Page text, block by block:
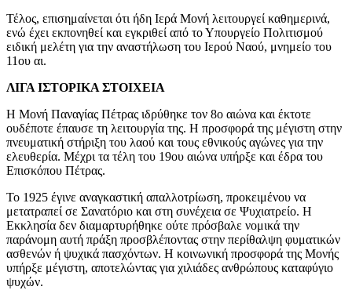
Τέλος, επισημαίνεται ότι ήδη Ιερά Μονή λειτουργεί καθημερινά,
ενώ έχει εκπονηθεί και εγκριθεί από το Υπουργείο Πολιτισμού
ειδική μελέτη για την αναστήλωση του Ιερού Ναού, μνημείο του
11ου αι.
ΛΙΓΑ ΙΣΤΟΡΙΚΑ ΣΤΟΙΧΕΙΑ
Η Μονή Παναγίας Πέτρας ιδρύθηκε τον 8ο αιώνα και έκτοτε
ουδέποτε έπαυσε τη λειτουργία της. Η προσφορά της μέγιστη στην
πνευματική στήριξη του λαού και τους εθνικούς αγώνες για την
ελευθερία. Μέχρι τα τέλη του 19ου αιώνα υπήρξε και έδρα του
Επισκόπου Πέτρας.
Το 1925 έγινε αναγκαστική απαλλοτρίωση, προκειμένου να
μετατραπεί σε Σανατόριο και στη συνέχεια σε Ψυχιατρείο. Η
Εκκλησία δεν διαμαρτυρήθηκε ούτε πρόσβαλε νομικά την
παράνομη αυτή πράξη προσβλέποντας στην περίθαλψη φυματικών
ασθενών ή ψυχικά πασχόντων. Η κοινωνική προσφορά της Μονής
υπήρξε μέγιστη, αποτελώντας για χιλιάδες ανθρώπους καταφύγιο
ψυχών.